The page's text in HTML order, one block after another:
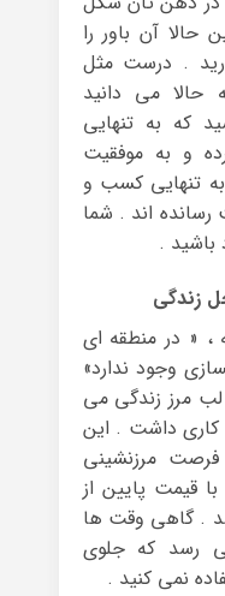
آن باور را
. درست مثل
حالا می دانید
که به تنهایی
و به موفقیت
تنهایی کسب و
رسانده اند . شما
باشید .
، « در منطقه ای
وجود ندارد»
مرز زندگی می
کاری داشت . این
مرزنشینی
قیمت پایین از
. گاهی وقت ها
رسد که جلوی
نمی کنید .